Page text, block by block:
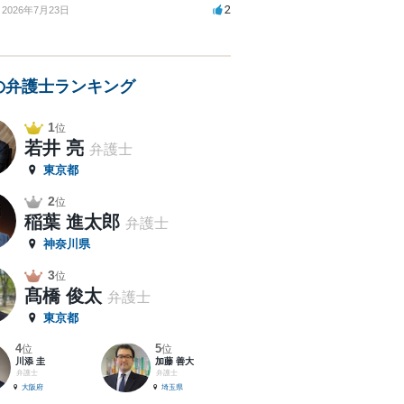
2026年7月23日 2
弁護士ランキング
1位
若井 亮 弁護士
東京都
2位
稲葉 進太郎 弁護士
神奈川県
3位
髙橋 俊太 弁護士
東京都
4位
川添 圭
弁護士
大阪府
5位
加藤 善大
弁護士
埼玉県